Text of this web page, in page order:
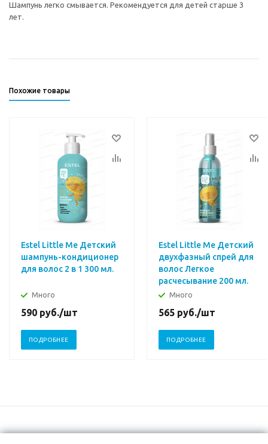
Шампунь легко смывается. Рекомендуется для детей старше 3
лет.
Похожие товары
Estel Little Me Детский
шампунь-кондиционер
для волос 2 в 1 300 мл.
Много
590 руб./шт
ПОДРОБНЕЕ
Estel Little Me Детский
двухфазный спрей для
волос Легкое
расчесывание 200 мл.
Много
565 руб./шт
ПОДРОБНЕЕ